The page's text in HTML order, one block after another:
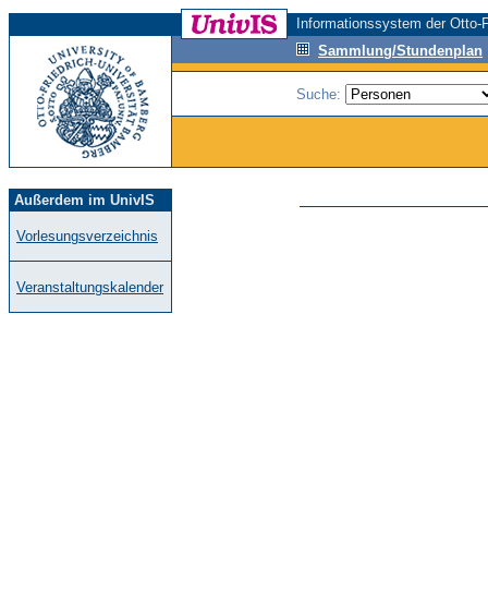
Informationssystem der
Sammlung/Stundenplan
Suche:
Außerdem im UnivIS
Vorlesungsverzeichnis
Veranstaltungskalender